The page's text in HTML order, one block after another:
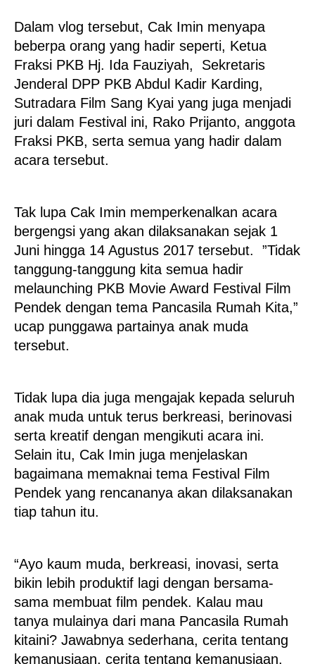
Dalam vlog tersebut, Cak Imin menyapa
beberpa orang yang hadir seperti, Ketua
Fraksi PKB Hj. Ida Fauziyah, Sekretaris
Jenderal DPP PKB Abdul Kadir Karding,
Sutradara Film Sang Kyai yang juga menjadi
juri dalam Festival ini, Rako Prijanto, anggota
Fraksi PKB, serta semua yang hadir dalam
acara tersebut.
Tak lupa Cak Imin memperkenalkan acara
bergengsi yang akan dilaksanakan sejak 1
Juni hingga 14 Agustus 2017 tersebut. ”Tidak
tanggung-tanggung kita semua hadir
melaunching PKB Movie Award Festival Film
Pendek dengan tema Pancasila Rumah Kita,”
ucap punggawa partainya anak muda
tersebut.
Tidak lupa dia juga mengajak kepada seluruh
anak muda untuk terus berkreasi, berinovasi
serta kreatif dengan mengikuti acara ini.
Selain itu, Cak Imin juga menjelaskan
bagaimana memaknai tema Festival Film
Pendek yang rencananya akan dilaksanakan
tiap tahun itu.
“Ayo kaum muda, berkreasi, inovasi, serta
bikin lebih produktif lagi dengan bersama-
sama membuat film pendek. Kalau mau
tanya mulainya dari mana Pancasila Rumah
kitaini? Jawabnya sederhana, cerita tentang
kemanusiaan, cerita tentang kemanusiaan,